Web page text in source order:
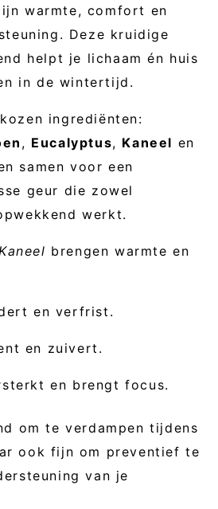
warmte, comfort en
Deze kruidige
helpt je lichaam én huis
in de wintertijd.
ingrediënten:
, Eucalyptus, Kaneel en
samen voor een
geur die zowel
werkt.
brengen warmte en
en verfrist.
en zuivert.
en brengt focus.
om te verdampen tijdens
ook fijn om preventief te
van je